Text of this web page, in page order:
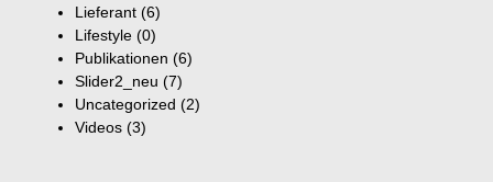
Lieferant (6)
Lifestyle (0)
Publikationen (6)
Slider2_neu (7)
Uncategorized (2)
Videos (3)